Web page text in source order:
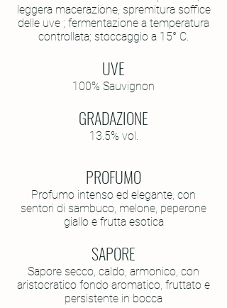
leggera macerazione, spremitura soffice
delle uve ; fermentazione a temperatura
controllata; stoccaggio a 15° C.
UVE
100% Sauvignon
GRADAZIONE
13.5% vol.
PROFUMO
Profumo intenso ed elegante, con
sentori di sambuco, melone, peperone
giallo e frutta esotica
SAPORE
Sapore secco, caldo, armonico, con
aristocratico fondo aromatico, fruttato e
persistente in bocca